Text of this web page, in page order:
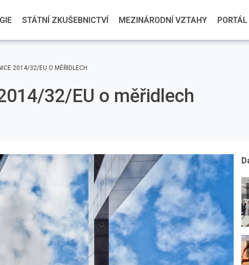
STÁTNÍ ZKUŠEBNICTVÍ MEZINÁRODNÍ VZTAHY
2014/32/EU O MĚŘIDLECH
32/EU o měřidlech